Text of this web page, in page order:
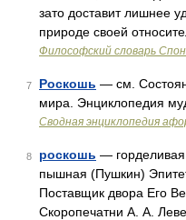
зато доставит лишнее
природе своей
Философский словарь
7 Роскошь — см.
мира. Энциклопедия
Сводная энциклопедия
8 роскошь —
пышная (Пушкин)
Поставщик двора Его
Скоропечатни А. А.